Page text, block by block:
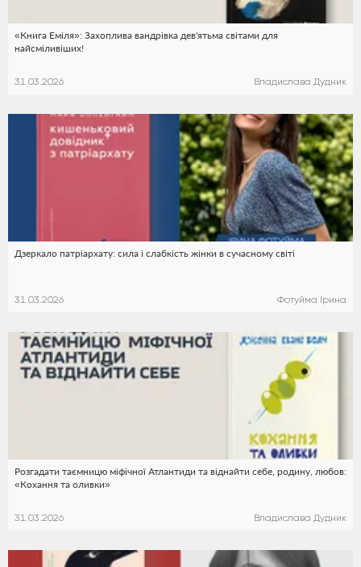
«Книга Еміля»: Захоплива вандрівка дев'ятьма світами для
найсміливіших!
31.03.2026 Владислава Дудник
Дзеркало патріархату: сила і слабкість жінки в сучасному світі
31.03.2026 Фотуйма Ірина
Розгадати таємницю міфічної Атлантиди та віднайти себе, родину, любов:
«Кохання та оливки»
31.03.2026 Владислава Дудник